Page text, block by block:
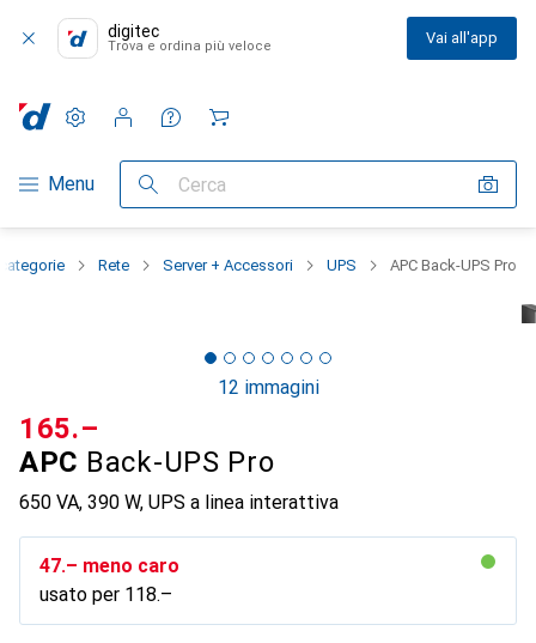
digitec
Trova e ordina più veloce Vai all'app
Categoria Navigazione
Menu Cerca
Impostazioni
Conto cliente
Liste di confronto
Liste dei desideri
Carrello
Rete Server + Accessori UPS APC Back-UPS Pro
12 immagini
APC Back-UPS Pro
650 VA, 390 W, UPS a linea interattiva
CHF
165.–
CHF
47.– meno caro
usato per CHF
118.–